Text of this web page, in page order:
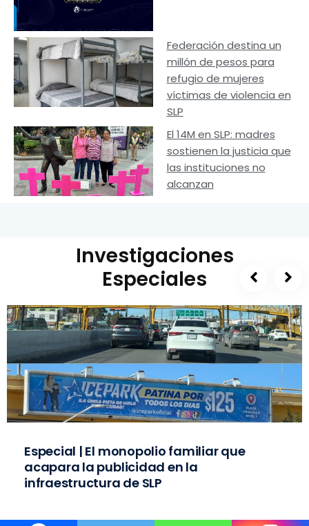
Federación destina un
millón de pesos para
refugio de mujeres
víctimas de violencia en
SLP
El 14M en SLP: madres
sostienen la justicia que
las instituciones no
alcanzan
Investigaciones
Especiales
Especial | El monopolio familiar que
acapara la publicidad en la
infraestructura de SLP